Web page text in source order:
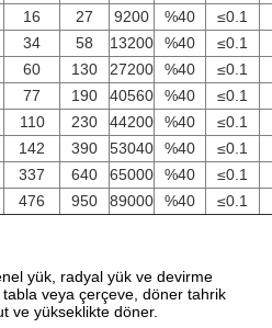
16 27 9200 %40
≤0.1
34 58 13200 %40
≤0.1
60 130 27200 %40
≤0.1
77 190 40560 %40
≤0.1
110 230 44200 %40
≤0.1
142 390 53040 %40
≤0.1
337 640 65000 %40
≤0.1
476 950 89000 %40 ≤0.1
yük, radyal yük ve devirme
veya çerçeve, döner tahrik
ve yükseklikte döner.